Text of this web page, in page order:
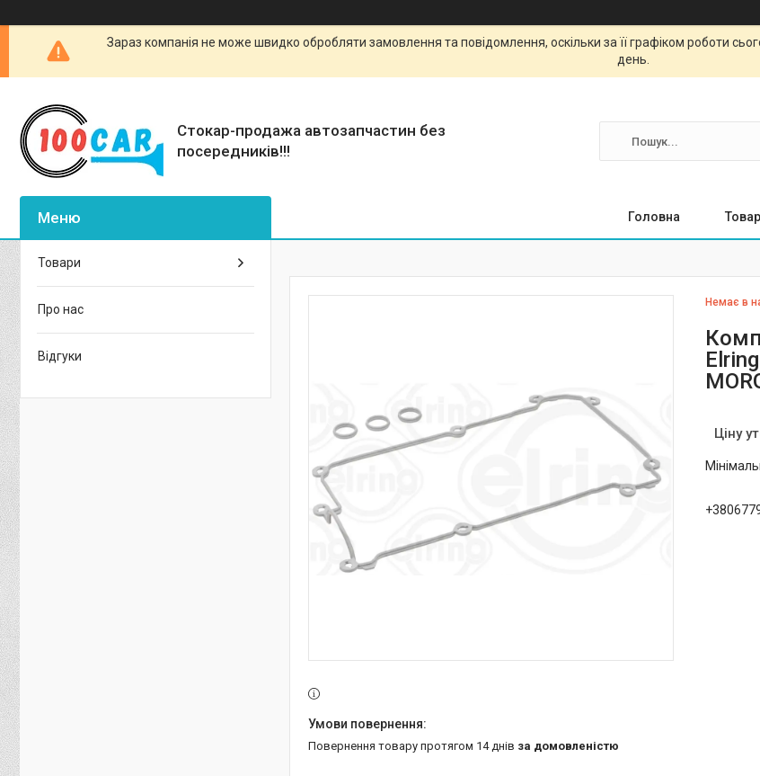
Зараз компанія не може швидко обробляти замовлення та повідомлення, оскільки за її графіком роботи
день.
Стокар-продажа автозапчастин без
посередників!!!
Головна
Немає в
Ціну
повернення товару протягом 14 днів за домовленістю
Товари
Про нас
Відгуки